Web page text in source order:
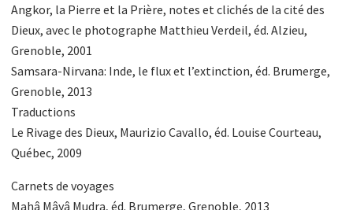
Angkor, la Pierre et la Prière, notes et clichés de la cité des
Dieux, avec le photographe Matthieu Verdeil, éd. Alzieu,
Grenoble, 2001
Samsara-Nirvana: Inde, le flux et l’extinction, éd. Brumerge,
Grenoble, 2013
Traductions
Le Rivage des Dieux, Maurizio Cavallo, éd. Louise Courteau,
Québec, 2009
Carnets de voyages
Mahâ Mâyâ Mudra, éd. Brumerge, Grenoble, 2013